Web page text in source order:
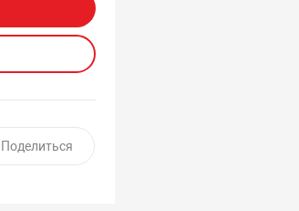
Поделиться